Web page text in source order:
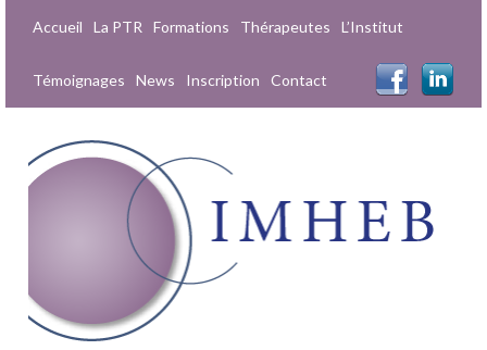
Accueil La PTR Formations Thérapeutes L’Institut
Témoignages News Inscription Contact